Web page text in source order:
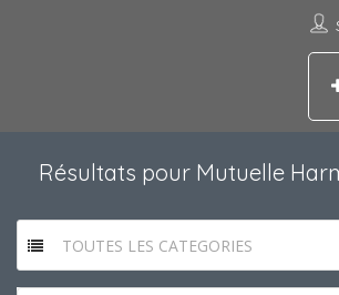
Résultats pour Mutuelle
TOUTES LES CATEGORIES